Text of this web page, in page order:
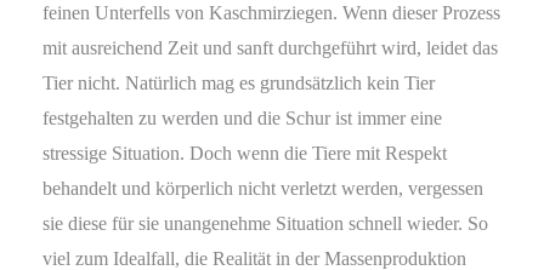
feinen Unterfells von Kaschmirziegen. Wenn dieser Prozess
mit ausreichend Zeit und sanft durchgeführt wird, leidet das
Tier nicht. Natürlich mag es grundsätzlich kein Tier
festgehalten zu werden und die Schur ist immer eine
stressige Situation. Doch wenn die Tiere mit Respekt
behandelt und körperlich nicht verletzt werden, vergessen
sie diese für sie unangenehme Situation schnell wieder. So
viel zum Idealfall, die Realität in der Massenproduktion